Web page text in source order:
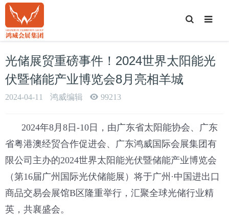
T
o
g
e
S
e
光储展贸重磅事件！2024世界太阳能光
伏暨储能产业博览会8月亮相羊城
2024-04-11 鸿威编辑 99213
2024年8月8日-10日，由广东省太阳能协会、广东
省粤港澳经贸合作促进会、广东鸿威国际会展集团有
限公司主办的2024世界太阳能光伏暨储能产业博览会
（第16届广州国际光伏储能展）将于广州·中国进出口
商品交易会展馆B区隆重举行，汇聚全球光储行业精
英，共襄盛会。